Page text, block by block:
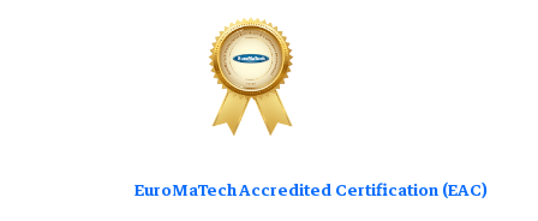
EuroMaTech Accredited Certification (EAC)